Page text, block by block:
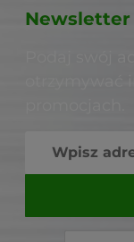
Newsletter